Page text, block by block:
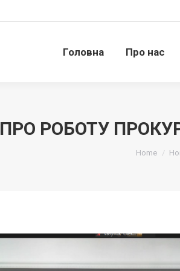
Головна Про нас
ПРО РОБОТУ
Home
Головна Про нас